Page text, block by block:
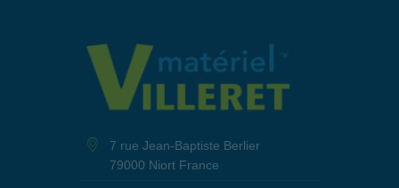
7 rue Jean-Baptiste Berlier
79000 Niort France